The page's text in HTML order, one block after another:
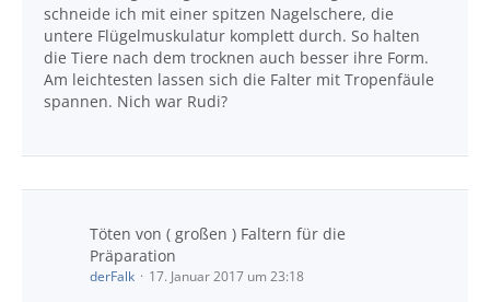
schneide ich mit einer spitzen Nagelschere, die
untere Flügelmuskulatur komplett durch. So halten
die Tiere nach dem trocknen auch besser ihre Form.
Am leichtesten lassen sich die Falter mit Tropenfäule
spannen. Nich war Rudi?
Töten von ( großen ) Faltern für die
Präparation
derFalk 17. Januar 2017 um 23:18